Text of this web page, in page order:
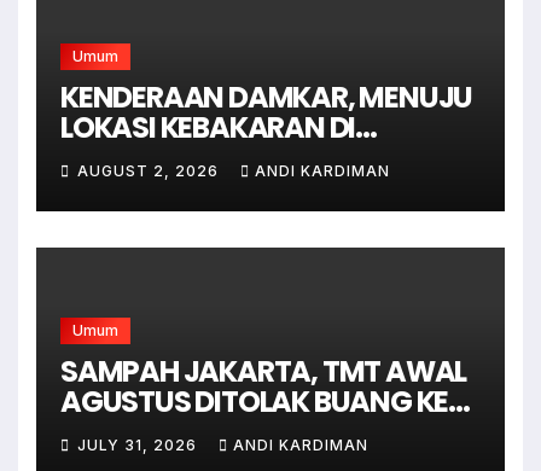
Umum
KENDERAAN DAMKAR, MENUJU
LOKASI KEBAKARAN DI
JAGAKARSA JAKARTA
SELATAN
AUGUST 2, 2026 ANDI KARDIMAN
Umum
SAMPAH JAKARTA, TMT AWAL
AGUSTUS DITOLAK BUANG KE
BANTAR GEBANG
JULY 31, 2026 ANDI KARDIMAN